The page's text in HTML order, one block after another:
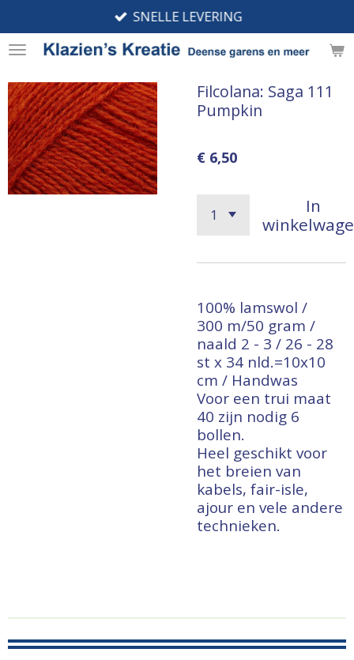
direct
naar
hoofdinhoud
SNELLE LEVERING
Filcolana: Saga 111
Pumpkin
€ 6,50
In
100% lamswol /
300 m/50 gram /
naald 2 - 3 / 26 - 28
st x 34 nld.=10x10
cm / Handwas
Voor een trui maat
40 zijn nodig 6
bollen.
Heel geschikt voor
het breien van
kabels, fair-isle,
ajour en vele andere
technieken.